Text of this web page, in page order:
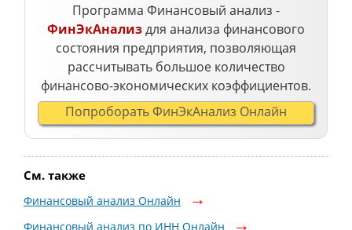
Программа Финансовый анализ -
ФинЭкАнализдля анализа финансового
состояния предприятия, позволяющая
рассчитывать большое количество
финансово-экономических коэффициентов.
Попроборать ФинЭкАнализ Онлайн
См. также
Финансовый анализ Онлайн
Финансовый анализ по ИНН Онлайн